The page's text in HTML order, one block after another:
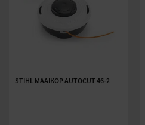
STIHL MAAIKOP AUTOCUT 46-2